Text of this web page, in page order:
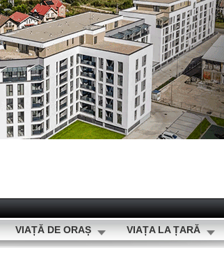
VIAȚĂ DE ORAȘ VIAȚA LA ȚARĂ